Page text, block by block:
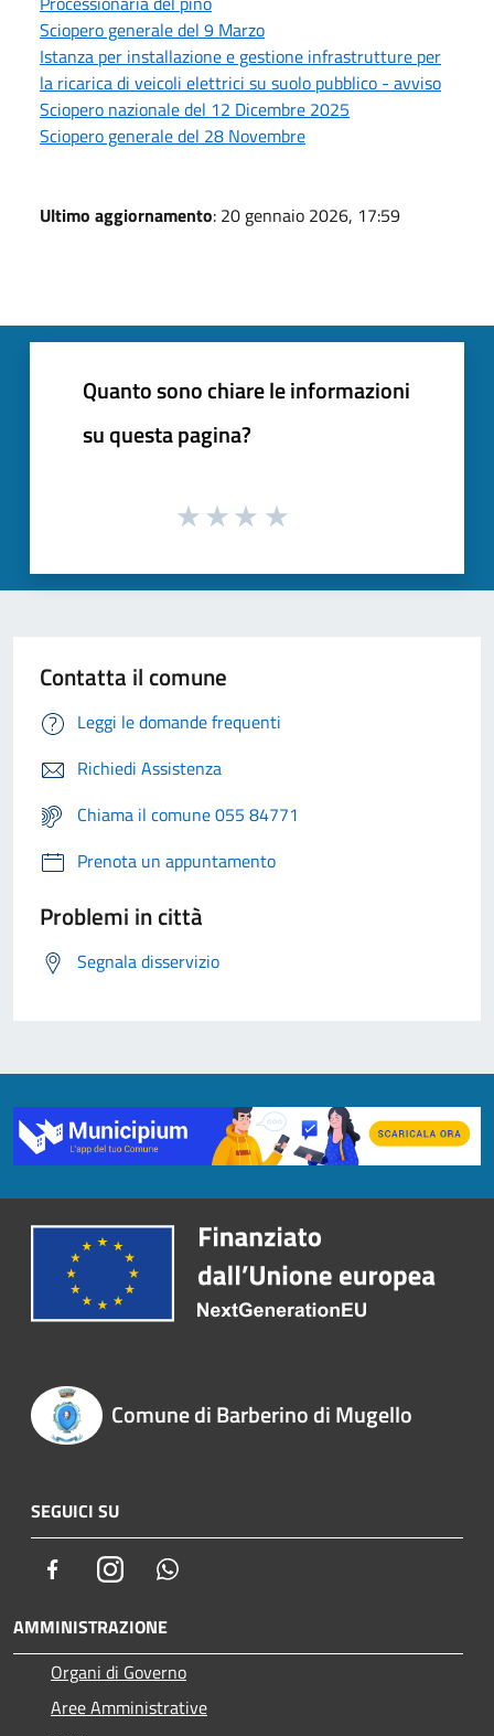
Sciopero generale del 9 Marzo
Istanza per installazione e gestione infrastrutture per
la ricarica di veicoli elettrici su suolo pubblico - avviso
Sciopero nazionale del 12 Dicembre 2025
Sciopero generale del 28 Novembre
Ultimo aggiornamento: 20 gennaio 2026, 17:59
Quanto sono chiare le informazioni
su questa pagina?
Contatta il comune
Leggi le domande frequenti
Richiedi Assistenza
Chiama il comune 055 84771
Prenota un appuntamento
Problemi in città
Segnala disservizio
Comune di Barberino di Mugello
SEGUICI SU
FacebookInstagram
AMMINISTRAZIONE
Organi di Governo
Aree Amministrative